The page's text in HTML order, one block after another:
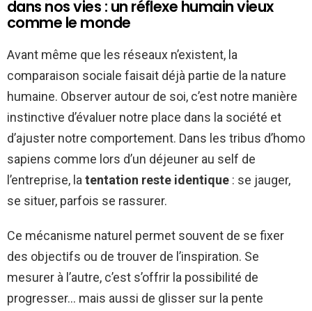
dans nos vies : un réflexe humain vieux
comme le monde
Avant même que les réseaux n’existent, la
comparaison sociale faisait déjà partie de la nature
humaine. Observer autour de soi, c’est notre manière
instinctive d’évaluer notre place dans la société et
d’ajuster notre comportement. Dans les tribus d’homo
sapiens comme lors d’un déjeuner au self de
l’entreprise, la tentation reste identique : se jauger,
se situer, parfois se rassurer.
Ce mécanisme naturel permet souvent de se fixer
des objectifs ou de trouver de l’inspiration. Se
mesurer à l’autre, c’est s’offrir la possibilité de
progresser… mais aussi de glisser sur la pente